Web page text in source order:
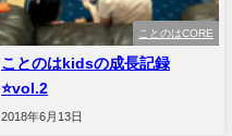
ことのはCORE
ことのはkidsの成長記録
⭐️vol.2
2018年6月13日